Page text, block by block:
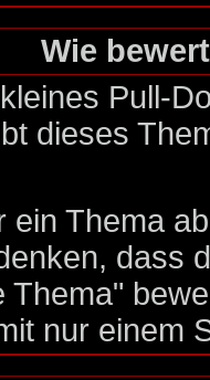
Wie
Pull-
dieses
ein Thema
dass
Thema"
nur einem